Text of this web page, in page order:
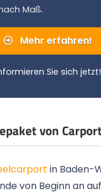
Maß.
Mehr erfahren!
Sie sich jetzt!
von
in Baden-
von Beginn an